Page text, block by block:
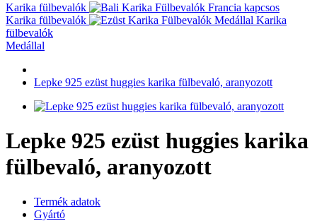
Karika fülbevalók
Francia kapcsos
Karika fülbevalók
Karika
fülbevalók
Medállal
Lepke 925 ezüst huggies karika fülbevaló, aranyozott
Lepke 925 ezüst huggies karika
fülbevaló, aranyozott
Termék adatok
Gyártó